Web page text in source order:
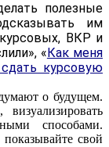
полезные
им
ВКР и
«Как меня
курсовую
о будущем.
способами.
свой